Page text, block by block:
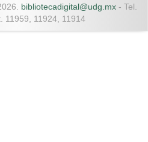
bibliotecadigital@udg.mx - Tel.
11959, 11924, 11914